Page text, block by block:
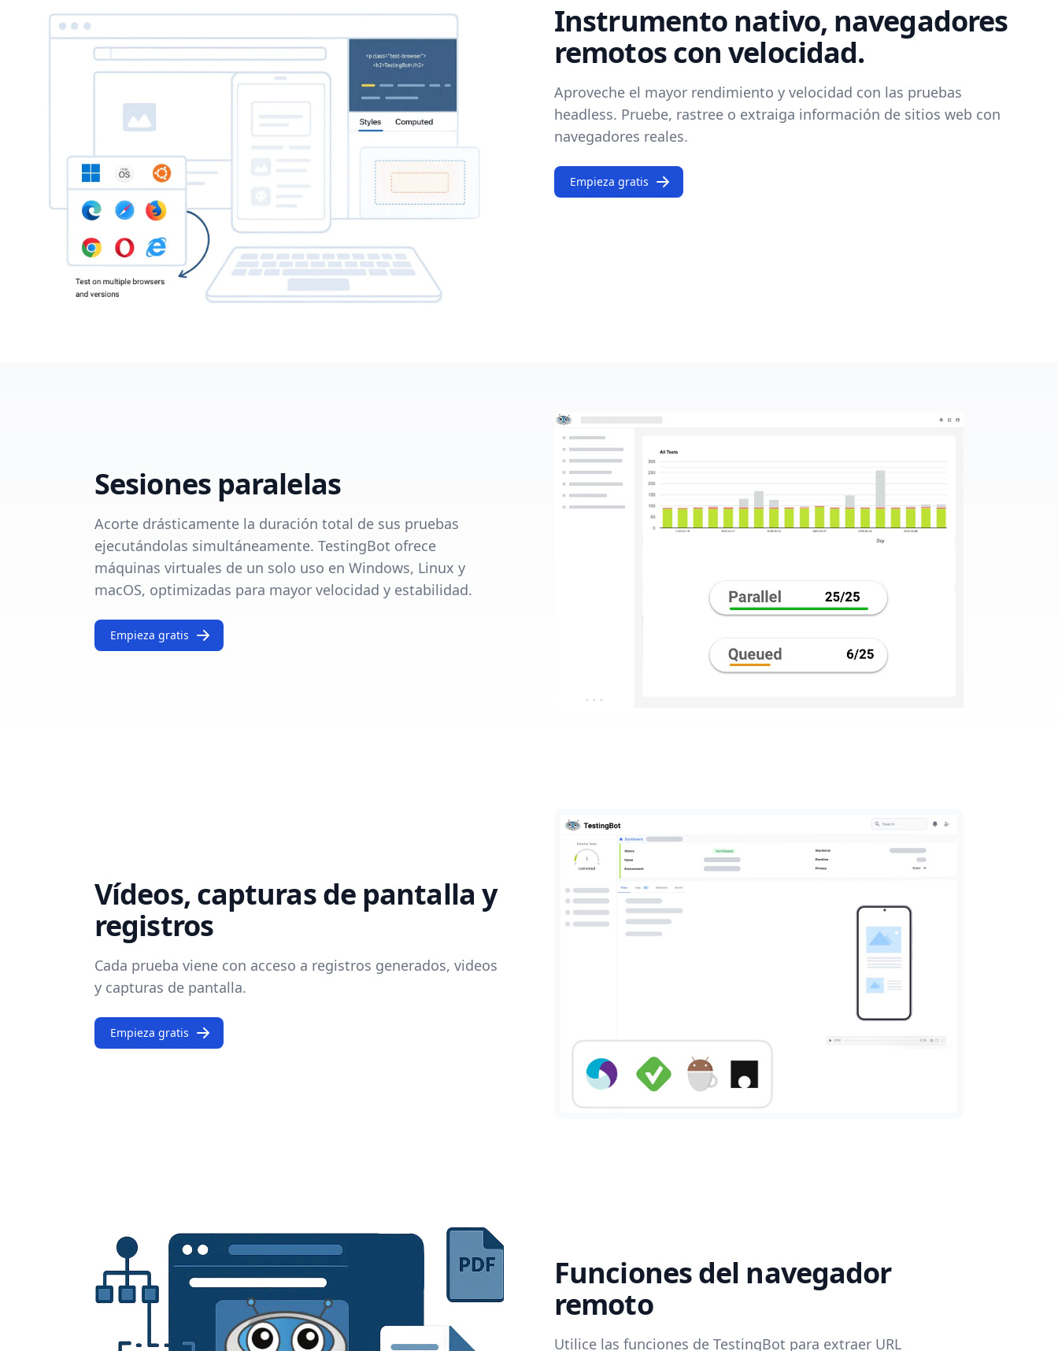
Instrumento nativo, navegadores
remotos con velocidad.
Aproveche el mayor rendimiento y velocidad con las pruebas
headless. Pruebe, rastree o extraiga información de sitios web con
navegadores reales.
Empieza gratis
Sesiones paralelas
Acorte drásticamente la duración total de sus pruebas
ejecutándolas simultáneamente. TestingBot ofrece
máquinas virtuales de un solo uso en Windows, Linux y
macOS, optimizadas para mayor velocidad y estabilidad.
Empieza gratis
Vídeos, capturas de pantalla y
registros
Cada prueba viene con acceso a registros generados, videos
y capturas de pantalla.
Empieza gratis
Funciones del navegador
remoto
Utilice las funciones de TestingBot para extraer URL